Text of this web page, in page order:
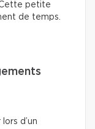
petite
de temps.
d’un